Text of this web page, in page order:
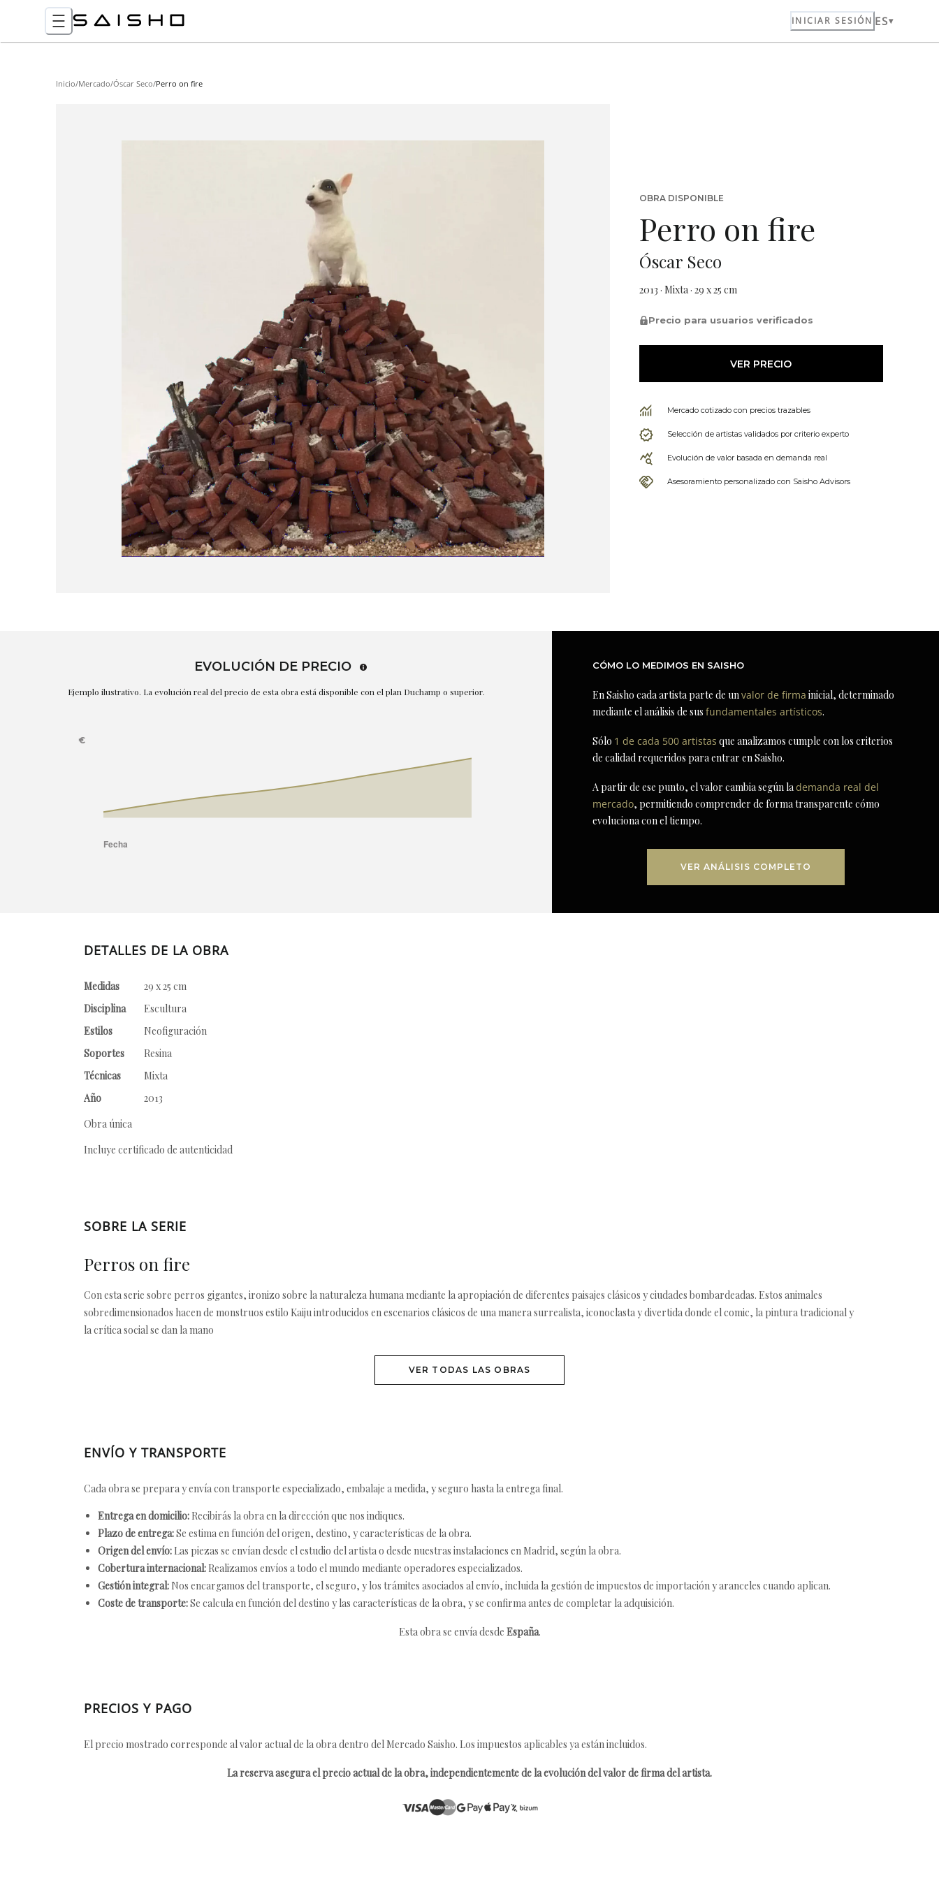
INICIAR SESIÓN ES
Inicio/Mercado/Óscar Seco/Perro on fire
OBRA DISPONIBLE
Perro on fire
Óscar Seco
2013 · Mixta · 29 x 25 cm
Precio para usuarios verificados
VER PRECIO
Mercado cotizado con precios trazables
Selección de artistas validados por criterio experto
Evolución de valor basada en demanda real
Asesoramiento personalizado con Saisho Advisors
EVOLUCIÓN DE PRECIO
Ejemplo ilustrativo. La evolución real del precio de esta obra está disponible con el plan Duchamp o superior.
CÓMO LO MEDIMOS EN SAISHO
En Saisho cada artista parte de unvalor de firma inicial, determinado
mediante el análisis de susfundamentales artísticos.
Sólo 1 de cada 500 artistas que analizamos cumple con los criterios
de calidad requeridos para entrar en Saisho.
A partir de ese punto, el valor cambia según lademanda real del
mercado, permitiendo comprender de forma transparente cómo
evoluciona con el tiempo.
VER ANÁLISIS COMPLETO
DETALLES DE LA OBRA
Medidas
29 x 25 cm
Disciplina
Escultura
Estilos
Neofiguración
Soportes
Resina
Técnicas
Mixta
Año
2013
Obra única
Incluye certificado de autenticidad
SOBRE LA SERIE
Perros on fire
Con esta serie sobre perros gigantes, ironizo sobre la naturaleza humana mediante la apropiación de diferentes paisajes clásicos y ciudades bombardeadas. Estos animales
sobredimensionados hacen de monstruos estilo Kaiju introducidos en escenarios clásicos de una manera surrealista, iconoclasta y divertida donde el comic, la pintura tradicional y
la crítica social se dan la mano
VER TODAS LAS OBRAS
ENVÍO Y TRANSPORTE
Cada obra se prepara y envía con transporte especializado, embalaje a medida, y seguro hasta la entrega final.
Entrega en domicilio: Recibirás la obra en la dirección que nos indiques.
Plazo de entrega:Se estima en función del origen, destino, y características de la obra.
Origen del envío: Las piezas se envían desde el estudio del artista o desde nuestras instalaciones en Madrid, según la obra.
Cobertura internacional: Realizamos envíos a todo el mundo mediante operadores especializados.
Gestión integral: Nos encargamos del transporte, el seguro, y los trámites asociados al envío, incluida la gestión de impuestos de importación y aranceles cuando aplican.
Coste de transporte:Se calcula en función del destino y las características de la obra, y se confirma antes de completar la adquisición.
Esta obra se envía desde España.
PRECIOS Y PAGO
El precio mostrado corresponde al valor actual de la obra dentro del Mercado Saisho. Los impuestos aplicables ya están incluidos.
La reserva asegura el precio actual de la obra, independientemente de la evolución del valor de firma del artista.